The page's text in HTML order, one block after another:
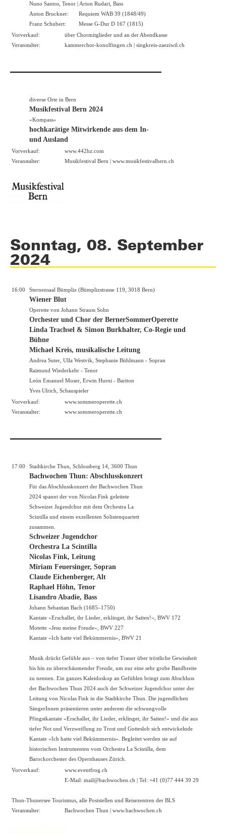
Nuno Santos, Tenor | Arion Rudari, Bass
Anton Bruckner:
Requiem WAB 39 (1848/49)
Franz Schubert:
Messe G-Dur D 167 (1815)
Vorverkauf:
über Chormitglieder und an der Abendkasse
Veranstalter:
kammerchor-konolfingen.ch | singkreis-zaeziwil.ch
diverse Orte in Bern
Musikfestival Bern 2024
«Kompass»
hochkarätige Mitwirkende aus dem In-
und Ausland
Vorverkauf:
www.442hz.com
Veranstalter:
Musikfestival Bern | www.musikfestivalbern.ch
Sonntag, 08. September
2024
16:00 Sternensaal Bümpliz (Bümplizstrasse 119, 3018 Bern)
Wiener Blut
Operette von Johann Strauss Sohn
Orchester und Chor der BernerSommerOperette
Linda Trachsel & Simon Burkhalter, Co-Regie und
Bühne
Michael Kreis, musikalische Leitung
Andrea Suter, Ulla Westvik, Stephanie Bühlmann - Sopran
Raimund Wiederkehr - Tenor
León Emanuel Moser, Erwin Hurni - Bariton
Yves Ulrich, Schauspieler
Vorverkauf:
www.sommeroperette.ch
Veranstalter:
www.sommeroperette.ch
17:00 Stadtkirche Thun, Schlossberg 14, 3600 Thun
Bachwochen Thun: Abschlusskonzert
Für das Abschlusskonzert der Bachwochen Thun
2024 spannt der von Nicolas Fink geleitete
Schweizer Jugendchor mit dem Orchestra La
Scintilla und einem exzellenten Solistenquartett
zusammen.
Schweizer Jugendchor
Orchestra La Scintilla
Nicolas Fink, Leitung
Miriam Feuersinger, Sopran
Claude Eichenberger, Alt
Raphael Höhn, Tenor
Lisandro Abadie, Bass
Johann Sebastian Bach (1685–1750)
Kantate «Erschallet, ihr Lieder, erklinget, ihr Saiten!», BWV 172
Motette «Jesu meine Freude», BWV 227
Kantate «Ich hatte viel Bekümmernis», BWV 21
Musik drückt Gefühle aus – von tiefer Trauer über tröstliche Gewissheit
bis hin zu überschäumender Freude, um nur eine sehr grobe Bandbreite
zu nennen. Ein ganzes Kaleidoskop an Gefühlen bringt zum Abschluss
der Bachwochen Thun 2024 auch der Schweizer Jugendchor unter der
Leitung von Nicolas Fink in die Stadtkirche Thun. Die jugendlichen
SängerInnen präsentieren unter anderem die schwungvolle
Pfingstkantate «Erschallet, ihr Lieder, erklinget, ihr Saiten!» und die aus
tiefer Not und Verzweiflung zu Trost und Gotteslob sich entwickelnde
Kantate «Ich hatte viel Bekümmernis». Begleitet werden sie auf
historischen Instrumenten vom Orchestra La Scintilla, dem
Barockorchester des Opernhauses Zürich.
Vorverkauf:
www.eventfrog.ch
E-Mail: mail@bachwochen.ch | Tel: +41 (0)77 444 39 29
Thun-Thunersee Tourismus, alle Poststellen und Reisezentren der BLS
Veranstalter:
Bachwochen Thun | www.bachwochen.ch